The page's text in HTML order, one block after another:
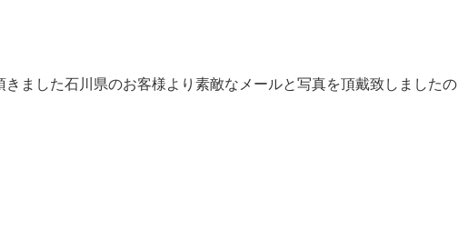
ました石川県のお客様より素敵なメールと写真を頂戴致しましたの